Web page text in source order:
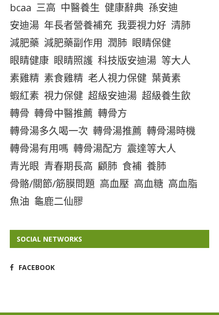
bcaa 三高 中醫養生 健康辭典 孫安迪
安迪湯 年長者營養補充 我要視力好 清肺
減肥藥 減肥藥副作用 潤肺 眼睛保健
眼睛健康 眼睛照護 科技版安迪湯 等大人
素雞精 素食雞精 老人視力保健 葉黃素
蝦紅素 視力保健 超級安迪湯 超級養生飲
轉骨 轉骨中醫推薦 轉骨方
轉骨湯多久喝一次 轉骨湯推薦 轉骨湯時機
轉骨湯有用嗎 轉骨湯配方 震達等大人
青光眼 青春期長高 顧肺 食補 養肺
骨骼/關節/筋膜問題 高血壓 高血糖 高血脂
魚油 龜鹿二仙膠
SOCIAL NETWORKS
FACEBOOK